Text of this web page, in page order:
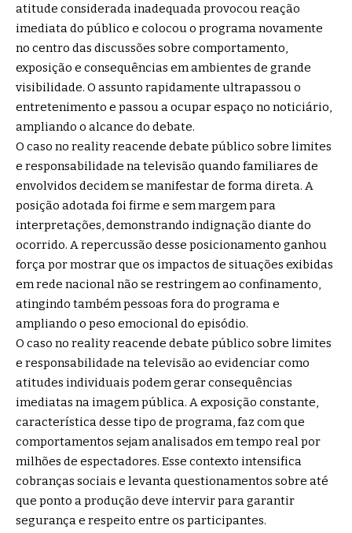
atitude considerada inadequada provocou reação
imediata do público e colocou o programa novamente
no centro das discussões sobre comportamento,
exposição e consequências em ambientes de grande
visibilidade. O assunto rapidamente ultrapassou o
entretenimento e passou a ocupar espaço no noticiário,
ampliando o alcance do debate.
O caso no reality reacende debate público sobre limites
e responsabilidade na televisão quando familiares de
envolvidos decidem se manifestar de forma direta. A
posição adotada foi firme e sem margem para
interpretações, demonstrando indignação diante do
ocorrido. A repercussão desse posicionamento ganhou
força por mostrar que os impactos de situações exibidas
em rede nacional não se restringem ao confinamento,
atingindo também pessoas fora do programa e
ampliando o peso emocional do episódio.
O caso no reality reacende debate público sobre limites
e responsabilidade na televisão ao evidenciar como
atitudes individuais podem gerar consequências
imediatas na imagem pública. A exposição constante,
característica desse tipo de programa, faz com que
comportamentos sejam analisados em tempo real por
milhões de espectadores. Esse contexto intensifica
cobranças sociais e levanta questionamentos sobre até
que ponto a produção deve intervir para garantir
segurança e respeito entre os participantes.